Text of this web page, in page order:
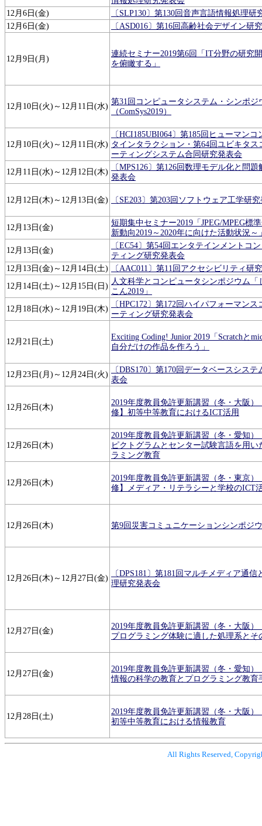
12月6日(金)
〔SLP130〕第130回音声言語情報処理研
12月6日(金)
〔ASD016〕第16回高齢社会デザイン研
12月9日(月)
連続セミナー2019第6回「IT分野の研究
を俯瞰する」
12月10日(火)～12月11日(水)
第31回コンピュータシステム・シンポジ
（ComSys2019）
12月10日(火)～12月11日(水)
〔HCI185UBI064〕第185回ヒューマンコ
タインタラクション・第64回ユビキタス
ーティングシステム合同研究発表会
12月11日(水)～12月12日(木)
〔MPS126〕第126回数理モデル化と問題
発表会
12月12日(木)～12月13日(金) 〔SE203〕第203回ソフトウェア工学研
12月13日(金)
短期集中セミナー2019「JPEG/MPEG標
新動向2019～2020年に向けた活動状況～
12月13日(金)
〔EC54〕第54回エンタテインメントコ
ティング研究発表会
12月13日(金)～12月14日(土)
〔AAC011〕第11回アクセシビリティ研
12月14日(土)～12月15日(日)
人文科学とコンピュータシンポジウム「
こん2019」
12月18日(水)～12月19日(木)
〔HPC172〕第172回ハイパフォーマンス
ーティング研究発表会
12月21日(土)
Exciting Coding! Junior 2019「Scratchと
自分だけの作品を作ろう」
12月23日(月)～12月24日(火)
〔DBS170〕第170回データベースシステ
表会
12月26日(木)
2019年度教員免許更新講習（冬・大阪）
修】初等中等教育におけるICT活用
12月26日(木)
2019年度教員免許更新講習（冬・愛知）
ピクトグラムとセンター試験言語を用い
ラミング教育
12月26日(木)
2019年度教員免許更新講習（冬・東京）
修】メディア・リテラシーと学校のICT
12月26日(木) 第9回災害コミュニケーションシンポジ
12月26日(木)～12月27日(金)
〔DPS181〕第181回マルチメディア通信
理研究発表会
12月27日(金)
2019年度教員免許更新講習（冬・大阪）
プログラミング体験に適した処理系とそ
12月27日(金)
2019年度教員免許更新講習（冬・愛知）
情報の科学の教育とプログラミング教育
12月28日(土)
2019年度教員免許更新講習（冬・大阪）
初等中等教育における情報教育
All Rights Reserved,